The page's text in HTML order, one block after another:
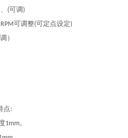
(可调)
可调整(可定点设定)
）
点:
1mm。